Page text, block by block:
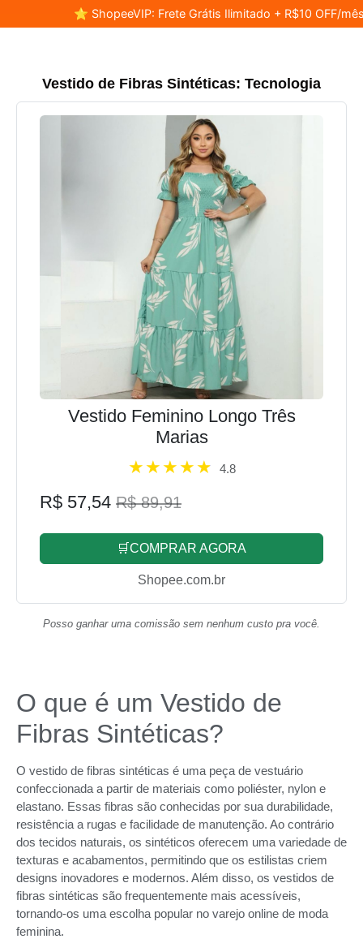
⭐ ShopeeVIP: Frete Grátis Ilimitado + R$10 OFF/
Vestido de Fibras Sintéticas: Tecnologia
Vestido Feminino Longo Três
Marias
4.8
R$ 57,54 R$ 89,91
🛒COMPRAR AGORA
Shopee.com.br
Posso ganhar uma comissão sem nenhum custo pra você.
O que é um Vestido de
Fibras Sintéticas?
O vestido de fibras sintéticas é uma peça de vestuário
confeccionada a partir de materiais como poliéster, nylon e
elastano. Essas fibras são conhecidas por sua durabilidade,
resistência a rugas e facilidade de manutenção. Ao contrário
dos tecidos naturais, os sintéticos oferecem uma variedade de
texturas e acabamentos, permitindo que os estilistas criem
designs inovadores e modernos. Além disso, os vestidos de
fibras sintéticas são frequentemente mais acessíveis,
tornando-os uma escolha popular no varejo online de moda
feminina.